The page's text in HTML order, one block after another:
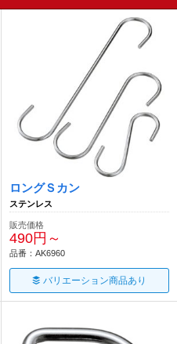
ロングＳカン
ステンレス
販売価格
490円～
品番：AK6960
バリエーション商品あり